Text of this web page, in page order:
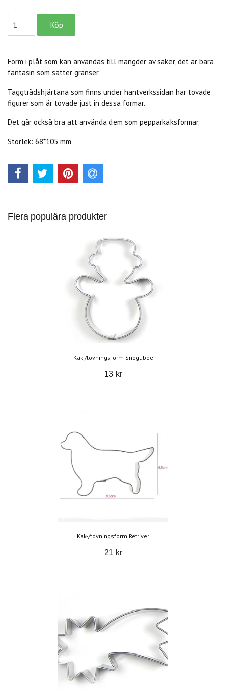
Form i plåt som kan användas till mängder av saker, det är bara
fantasin som sätter gränser.
Taggtrådshjärtana som finns under hantverkssidan har tovade
figurer som är tovade just in dessa formar.
Det går också bra att använda dem som pepparkaksformar.
Storlek: 68*105 mm
Flera populära produkter
Kak-/tovningsform Snögubbe
13 kr
Kak-/tovningsform Retriver
21 kr